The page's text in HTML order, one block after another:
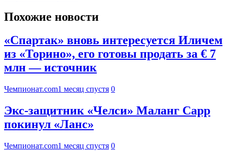
Похожие новости
«Спартак» вновь интересуется Иличем
из «Торино», его готовы продать за € 7
млн — источник
Чемпионат.com1 месяц спустя 0
Экс-защитник «Челси» Маланг Сарр
покинул «Ланс»
Чемпионат.com1 месяц спустя 0